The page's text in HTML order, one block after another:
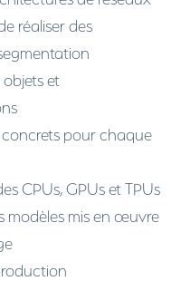
réaliser des
et
pour chaque
CPUs, GPUs et TPUs
modèles mis en œuvre